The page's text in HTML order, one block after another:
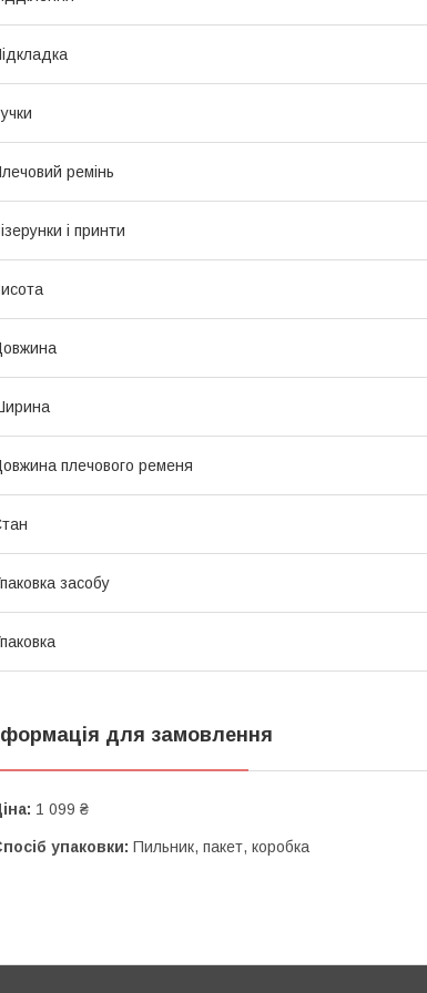
ремінь
і принти
плечового ременя
засобу
для замовлення
1 099 ₴
упаковки: Пильник, пакет, коробка